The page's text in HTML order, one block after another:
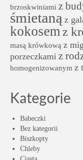
brzoskwiniami z
śmietaną z
kokosemz
masą krówkową z
porzeczkami z
homogenizowanym z
Kategorie
Babeczki
Bez kategorii
Biszkopty
Chleby